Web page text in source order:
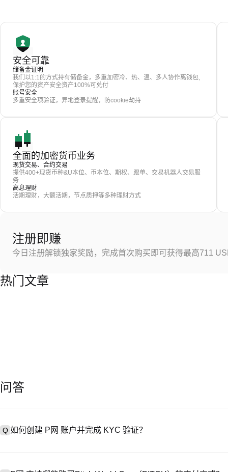
安全可靠
储备金证明
我们以1:1的方式持有储备金，多重加密冷、热、温、多人协作离钱包,
保护您的资产安全资产100%可兑付
账号安全
多重安全项验证，异地登录提醒，防cookie劫持
全面的加密货币业务
现货交易、合约交易
提供400+现货币种&U本位、币本位、期权、跟单、交易机器人交易服
务
高息理财
活期理财，大额活期，节点质押等多种理财方式
注册即赚
今日注册解锁独家奖励，完成首次购买即可获得最高711
热门文章
问答
Q 如何创建 P网 账户并完成 KYC 验证？